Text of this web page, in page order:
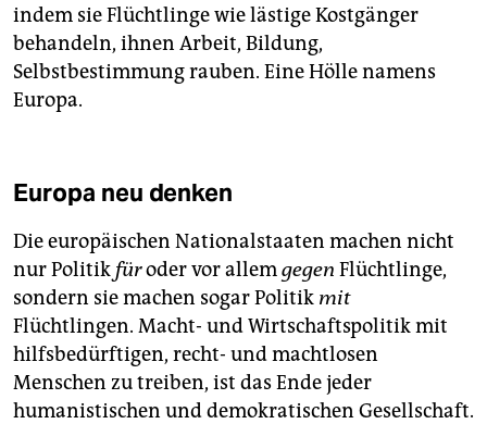
indem sie Flüchtlinge wie lästige Kostgänger
behandeln, ihnen Arbeit, Bildung,
Selbstbestimmung rauben. Eine Hölle namens
Europa.
Europa neu denken
Die europäischen Nationalstaaten machen nicht
nur Politik füroder vor allemgegen Flüchtlinge,
sondern sie machen sogar Politik mit
Flüchtlingen. Macht- und Wirtschaftspolitik mit
hilfsbedürftigen, recht- und machtlosen
Menschen zu treiben, ist das Ende jeder
humanistischen und demokratischen Gesellschaft.